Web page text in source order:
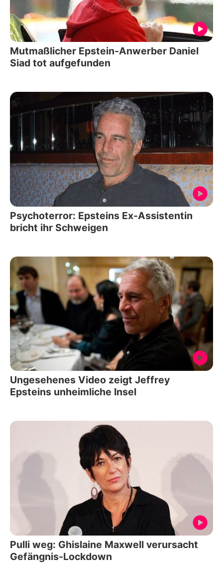
Mutmaßlicher Epstein-Anwerber Daniel
Siad tot aufgefunden
Psychoterror: Epsteins Ex-Assistentin
bricht ihr Schweigen
Ungesehenes Video zeigt Jeffrey
Epsteins unheimliche Insel
Pulli weg: Ghislaine Maxwell verursacht
Gefängnis-Lockdown